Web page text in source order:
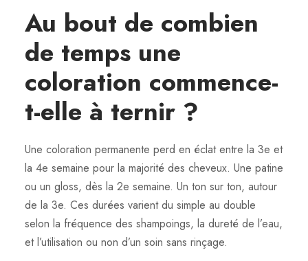
Au bout de combien
de temps une
coloration commence-
t-elle à ternir ?
Une coloration permanente perd en éclat entre la 3e et
la 4e semaine pour la majorité des cheveux. Une patine
ou un gloss, dès la 2e semaine. Un ton sur ton, autour
de la 3e. Ces durées varient du simple au double
selon la fréquence des shampoings, la dureté de l’eau,
et l’utilisation ou non d’un soin sans rinçage.